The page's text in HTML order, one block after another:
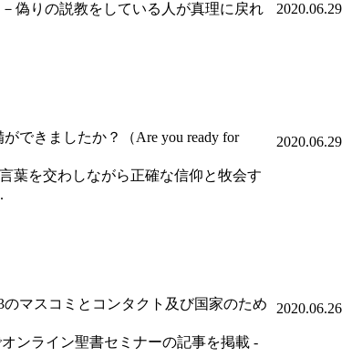
偽りの説教をしている人が真理に戻れ
2020.06.29
できましたか？（Are you ready for
葉を交わしながら正確な信仰と牧会す
2020.06.29
マスコミとコンタクト及び国家のため
ンライン聖書セミナーの記事を掲載 -
2020.06.26